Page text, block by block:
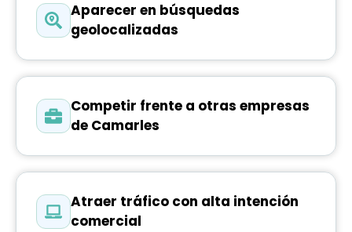
Aparecer en búsquedas
geolocalizadas
Competir frente a otras empresas
de Camarles
Atraer tráfico con alta intención
comercial